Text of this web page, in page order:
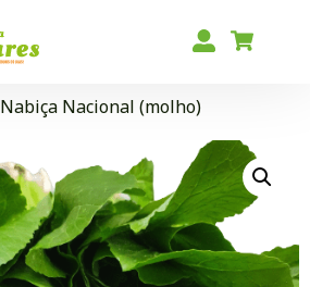
Nabiça Nacional (molho)